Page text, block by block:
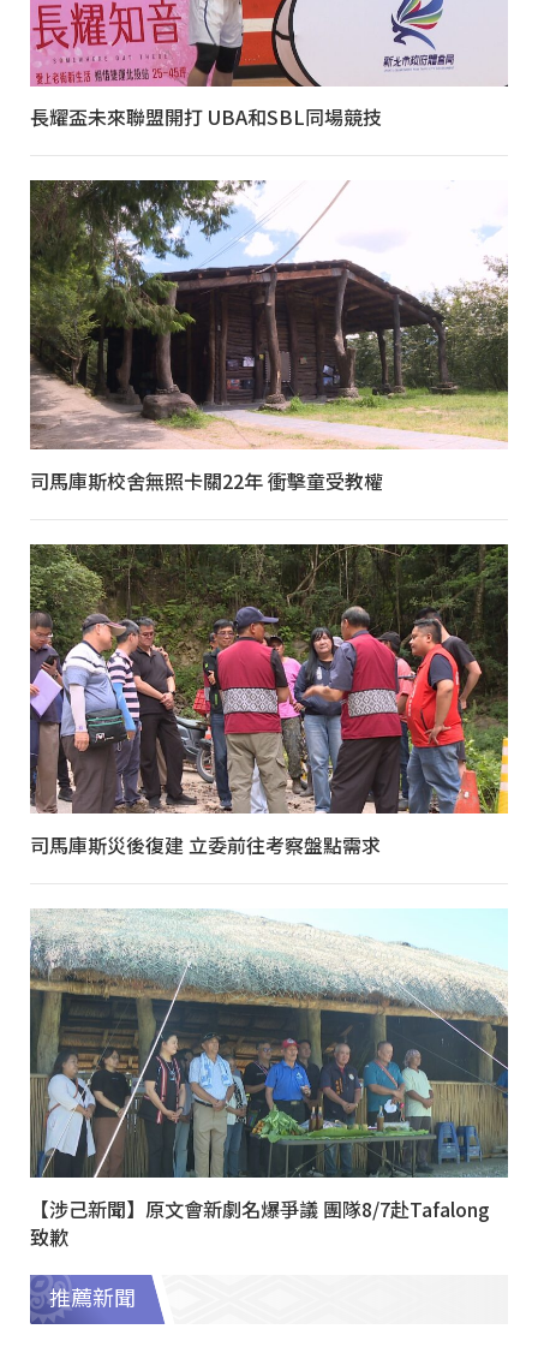
長耀盃未來聯盟開打 UBA和SBL同場競技
司馬庫斯校舍無照卡關22年 衝擊童受教權
司馬庫斯災後復建 立委前往考察盤點需求
【涉己新聞】原文會新劇名爆爭議 團隊8/7赴Tafalong
致歉
推薦新聞